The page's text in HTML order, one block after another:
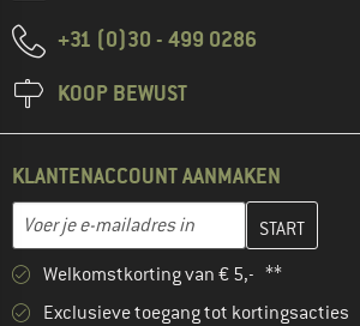
+31 (0)30 - 499 0286
KOOP BEWUST
KLANTENACCOUNT AANMAKEN
E-mailadres
Vul je e-mailadres hier in en maak in de
Welkomstkorting van € 5,- **
Exclusieve toegang tot kortingsacties